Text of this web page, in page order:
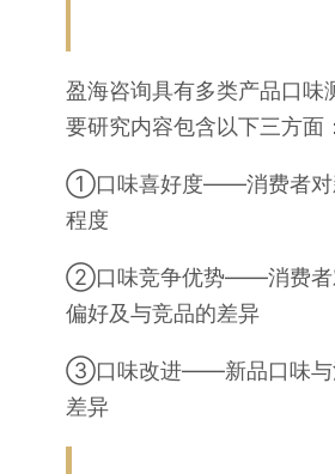
盈海咨询具有多类产品口味
要研究内容包含以下三方面：
①口味喜好度——消费者对
程度
②口味竞争优势——消费者
偏好及与竞品的差异
③口味改进——新品口味与
差异